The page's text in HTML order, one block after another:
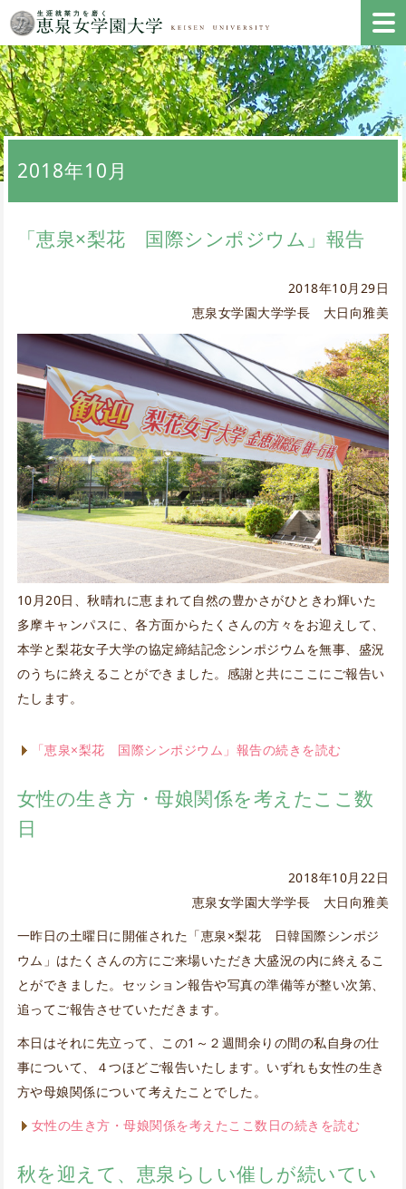
2018年10月
「恵泉×梨花 国際シンポジウム」報告
2018年10月29日
恵泉女学園大学学長 大日向雅美
10月20日、秋晴れに恵まれて自然の豊かさがひときわ輝いた
多摩キャンパスに、各方面からたくさんの方々をお迎えして、
本学と梨花女子大学の協定締結記念シンポジウムを無事、盛況
のうちに終えることができました。感謝と共にここにご報告い
たします。
「恵泉×梨花 国際シンポジウム」報告の続きを読む
女性の生き方・母娘関係を考えたここ数
日
2018年10月22日
恵泉女学園大学学長 大日向雅美
一昨日の土曜日に開催された「恵泉×梨花 日韓国際シンポジ
ウム」はたくさんの方にご来場いただき大盛況の内に終えるこ
とができました。セッション報告や写真の準備等が整い次第、
追ってご報告させていただきます。
本日はそれに先立って、この1～２週間余りの間の私自身の仕
事について、４つほどご報告いたします。いずれも女性の生き
方や母娘関係について考えたことでした。
女性の生き方・母娘関係を考えたここ数日の続きを読む
秋を迎えて、恵泉らしい催しが続いてい